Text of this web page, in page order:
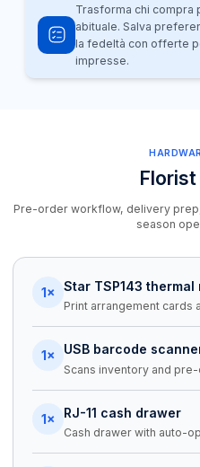
Trasforma chi compra
abituale. Salva
la fedeltà con offerte
impresse.
Florist
Pre-order workflow, delivery
season
1× Star TSP143
Print arrangement cards
1× USB barcode
Scans inventory and
1× RJ-11 cash drawer
Cash drawer with auto-